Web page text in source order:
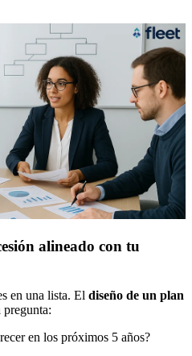
alineado con tu
en una lista. El diseño de un plan
pregunta:
en los próximos 5 años?